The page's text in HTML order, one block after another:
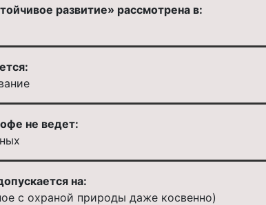
развитие» рассмотрена в:
не ведет:
на:
с охраной природы даже косвенно)